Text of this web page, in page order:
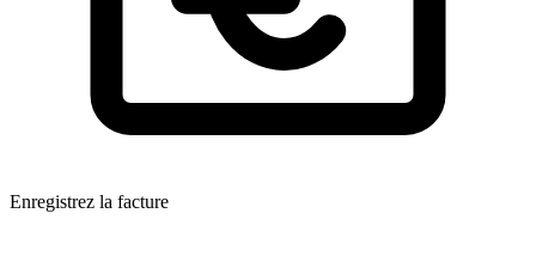
Enregistrez la facture